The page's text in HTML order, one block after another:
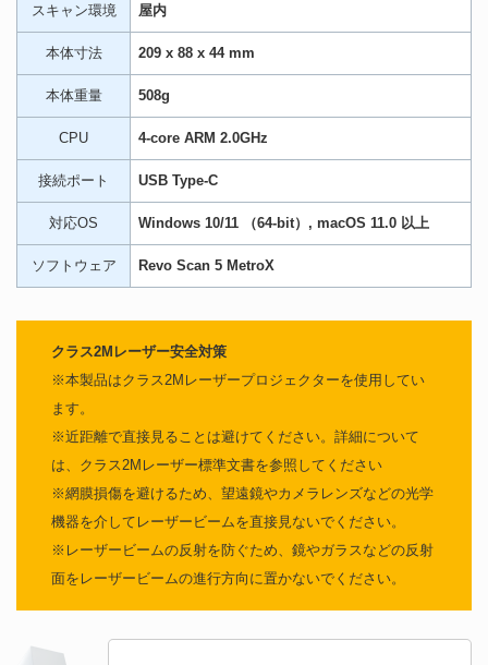
スキャン環境 屋内
本体寸法 209 x 88 x 44 mm
本体重量 508g
CPU 4-core ARM 2.0GHz
接続ポート USB Type-C
対応OS Windows 10/11 （64-bit）, macOS 11.0 以上
ソフトウェア Revo Scan 5 MetroX
クラス2Mレーザー安全対策
※本製品はクラス2Mレーザープロジェクターを使用してい
ます。
※近距離で直接見ることは避けてください。詳細について
は、クラス2Mレーザー標準文書を参照してください
※網膜損傷を避けるため、望遠鏡やカメラレンズなどの光学
機器を介してレーザービームを直接見ないでください。
※レーザービームの反射を防ぐため、鏡やガラスなどの反射
面をレーザービームの進行方向に置かないでください。